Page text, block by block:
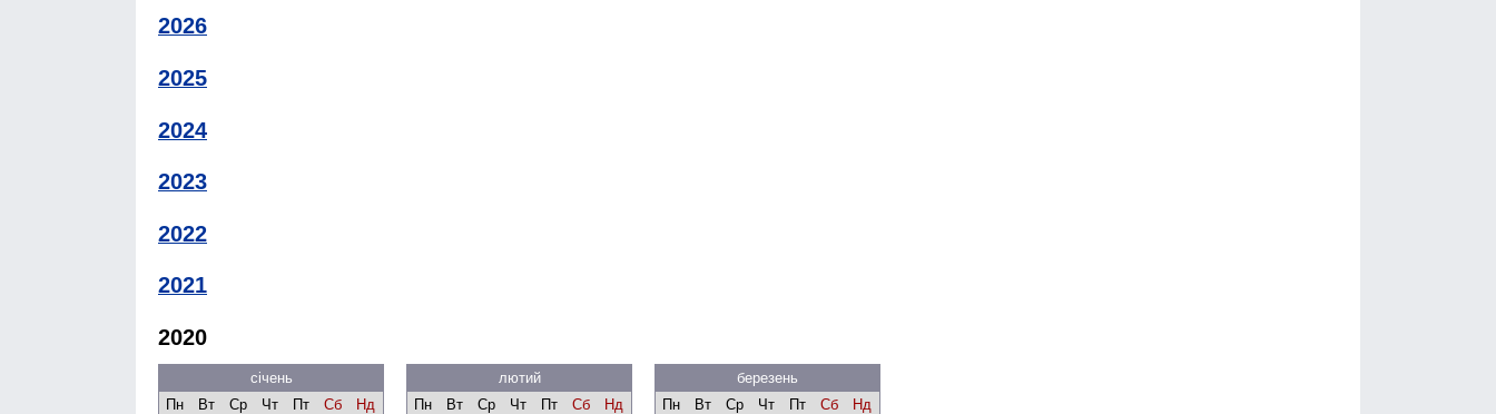
2026
2025
2024
2023
2022
2021
2020
січень
Пн
Вт Ср Чт Пт Сб
Нд
лютий
Пн
Вт Ср Чт Пт Сб
Нд
березень
Пн
Вт Ср Чт Пт Сб
Нд